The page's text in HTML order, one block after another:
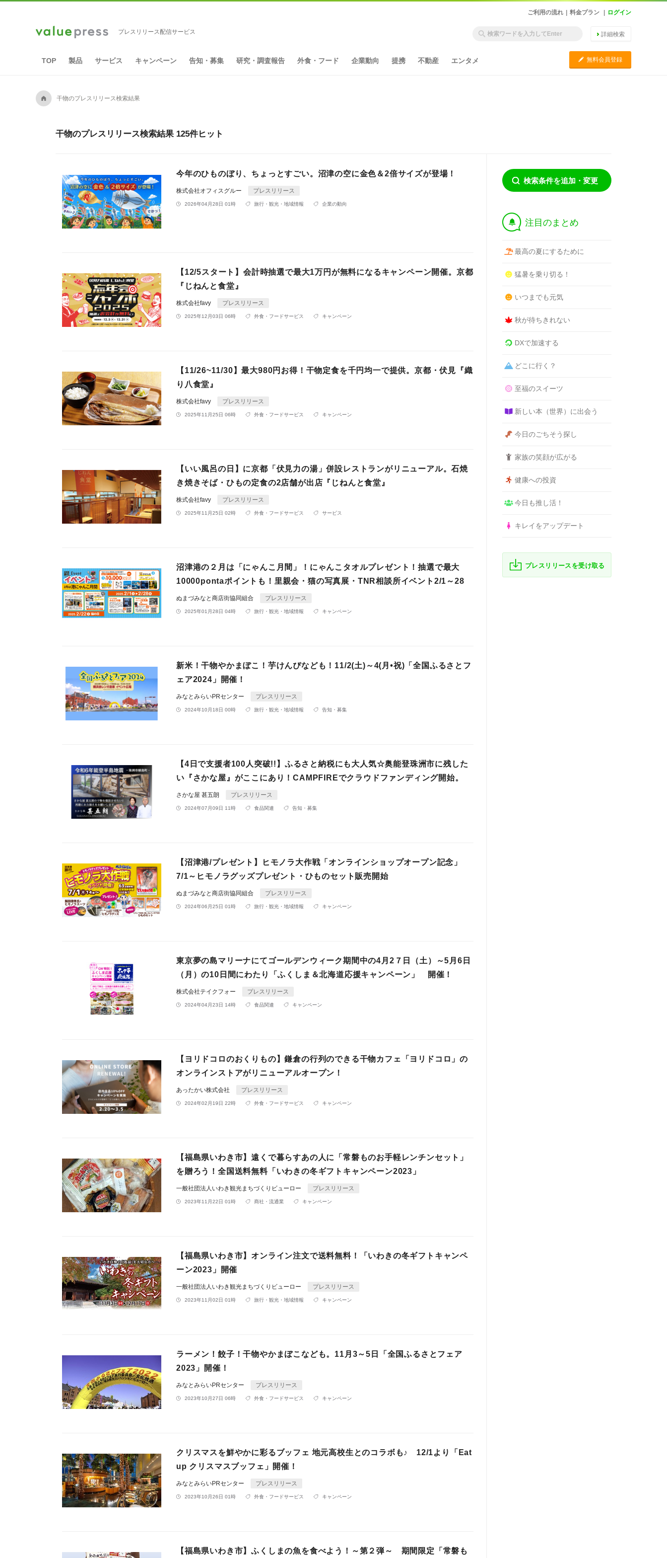
ご利用の流れ 料金プラン ログイン
プレスリリース配信サービス 詳細検索
TOP 製品 サービス キャンペーン 告知・募集 研究・調査報告 外食・フード 企業動向 提携 不動産 エンタメ C 無料会員登録
A 干物のプレスリリース検索結果
干物のプレスリリース検索結果 125件ヒット
今年のひものぼり、ちょっとすごい。沼津の空に金色＆2倍サイズが登場！
株式会社オフィスグルー プレスリリース
2026年04月28日 01時 旅行・観光・地域情報 企業の動向
【12/5スタート】会計時抽選で最大1万円が無料になるキャンペーン開催。京都
『じねんと食堂』
株式会社favy プレスリリース
2025年12月03日 06時 外食・フードサービス キャンペーン
【11/26~11/30】最大980円お得！干物定食を千円均一で提供。京都・伏見『織
り八食堂』
株式会社favy プレスリリース
2025年11月25日 06時 外食・フードサービス キャンペーン
【いい風呂の日】に京都「伏見力の湯」併設レストランがリニューアル。石焼
き焼きそば・ひもの定食の2店舗が出店『じねんと食堂』
株式会社favy プレスリリース
2025年11月25日 02時 外食・フードサービス サービス
沼津港の２月は「にゃんこ月間」！にゃんこタオルプレゼント！抽選で最大
10000pontaポイントも！里親会・猫の写真展・TNR相談所イベント2/1～28
ぬまづみなと商店街協同組合 プレスリリース
2025年01月28日 04時 旅行・観光・地域情報 キャンペーン
新米！干物やかまぼこ！芋けんぴなども！11/2(土)～4(月•祝)「全国ふるさとフ
ェア2024」開催！
みなとみらいPRセンター プレスリリース
2024年10月18日 00時 旅行・観光・地域情報 告知・募集
【4日で支援者100人突破!!】ふるさと納税にも大人気☆奥能登珠洲市に残した
い『さかな屋』がここにあり！CAMPFIREでクラウドファンディング開始。
さかな屋 甚五朗 プレスリリース
2024年07月09日 11時 食品関連 告知・募集
【沼津港/プレゼント】ヒモノラ大作戦「オンラインショップオープン記念」
7/1～ヒモノラグッズプレゼント・ひものセット販売開始
ぬまづみなと商店街協同組合 プレスリリース
2024年06月25日 01時 旅行・観光・地域情報 キャンペーン
東京夢の島マリーナにてゴールデンウィーク期間中の4月2７日（土）～5月6日
（月）の10日間にわたり「ふくしま＆北海道応援キャンペーン」 開催！
株式会社テイクフォー プレスリリース
2024年04月23日 14時 食品関連 キャンペーン
【ヨリドコロのおくりもの】鎌倉の行列のできる干物カフェ「ヨリドコロ」の
オンラインストアがリニューアルオープン！
あったかい株式会社 プレスリリース
2024年02月19日 22時 外食・フードサービス キャンペーン
【福島県いわき市】遠くで暮らすあの人に「常磐ものお手軽レンチンセット」
を贈ろう！全国送料無料「いわきの冬ギフトキャンペーン2023」
一般社団法人いわき観光まちづくりビューロー プレスリリース
2023年11月22日 01時 商社・流通業 キャンペーン
【福島県いわき市】オンライン注文で送料無料！「いわきの冬ギフトキャンペ
ーン2023」開催
一般社団法人いわき観光まちづくりビューロー プレスリリース
2023年11月02日 01時 旅行・観光・地域情報 キャンペーン
ラーメン！餃子！干物やかまぼこなども。11月3～5日「全国ふるさとフェア
2023」開催！
みなとみらいPRセンター プレスリリース
2023年10月27日 06時 外食・フードサービス キャンペーン
クリスマスを鮮やかに彩るブッフェ 地元高校生とのコラボも♪ 12/1より「Eat
up クリスマスブッフェ」開催！
みなとみらいPRセンター プレスリリース
2023年10月26日 01時 外食・フードサービス キャンペーン
【福島県いわき市】ふくしまの魚を食べよう！～第２弾～ 期間限定「常磐も
検索条件を追加・変更
† 注目のまとめ
最高の夏にするために
猛暑を乗り切る！
いつまでも元気
秋が待ちきれない
DXで加速する
どこに行く？
至福のスイーツ
新しい本（世界）に出会う
今日のごちそう探し
家族の笑顔が広がる
健康への投資
今日も推し活！
キレイをアップデート
プレスリリースを受け取る